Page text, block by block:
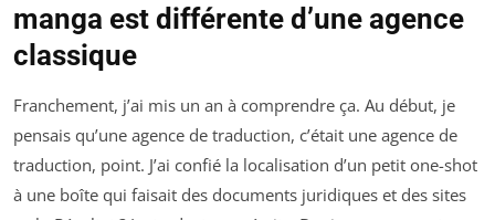
manga est différente d’une agence
classique
Franchement, j’ai mis un an à comprendre ça. Au début, je
pensais qu’une agence de traduction, c’était une agence de
traduction, point. J’ai confié la localisation d’un petit one-shot
à une boîte qui faisait des documents juridiques et des sites